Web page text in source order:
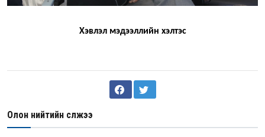
Хэвлэл мэдээллийн хэлтэс
Олон нийтийн сүлжээ